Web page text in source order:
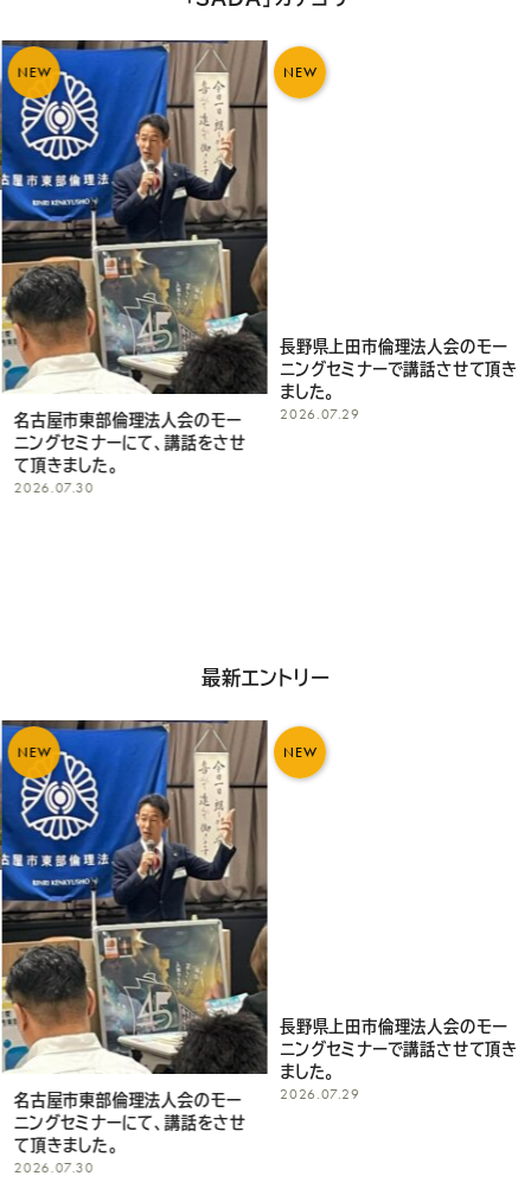
ア
い
名古屋市東部倫理法人会のモー
ニングセミナーにて、講話をさせ
て頂きました。
2026.07.30
NEW
長野県上田市倫理法人会のモー
ニングセミナーで講話させて頂き
ました。
2026.07.29
NEW
最新エントリー
名古屋市東部倫理法人会のモー
ニングセミナーにて、講話をさせ
て頂きました。
2026.07.30
NEW
長野県上田市倫理法人会のモー
ニングセミナーで講話させて頂き
ました。
2026.07.29
NEW